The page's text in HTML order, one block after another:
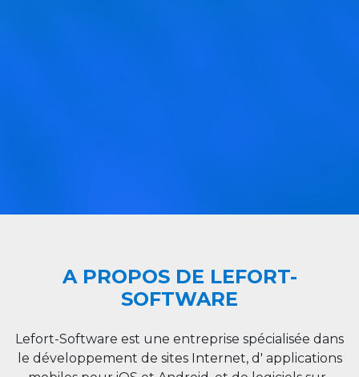
A PROPOS DE LEFORT-
SOFTWARE
Lefort-Software est une entreprise spécialisée dans
le développement de sites Internet, d' applications